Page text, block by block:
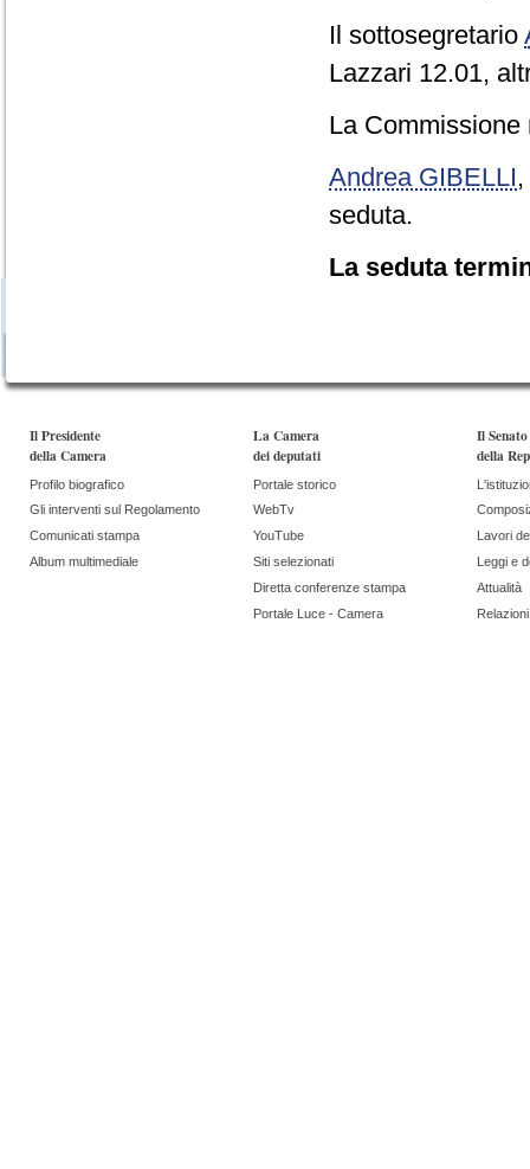
Il sottosegretario
Lazzari 12.01,
La
Andrea GIBELLI,
seduta.
La seduta
Il Presidente
della Camera
Profilo biografico
Gli interventi sul Regolamento
Comunicati stampa
Album multimediale
La Camera
dei deputati
Portale storico
WebTv
YouTube
Siti selezionati
Diretta conferenze stampa
Portale Luce - Camera
Il Senato
della
Lavori
Leggi e
Attualità